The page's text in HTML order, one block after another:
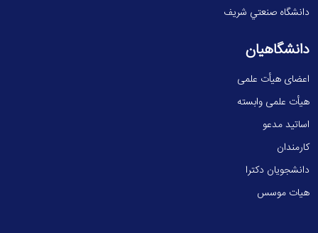
دانشگاه صنعتي شريف
دانشگاهیان
اعضای هیأت علمی
هیأت علمی وابسته
اساتید مدعو
کارمندان
دانشجویان دکترا
هیات موسس